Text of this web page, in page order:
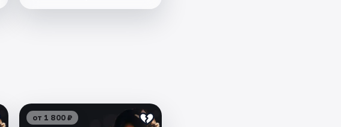
от 1 800 ₽